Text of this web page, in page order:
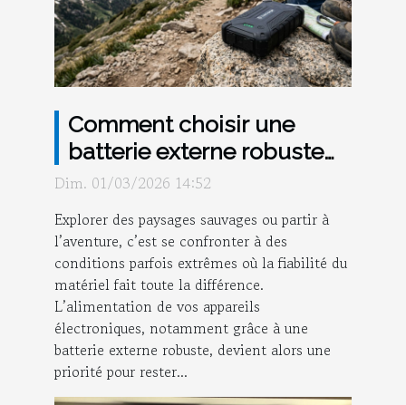
Comment choisir une
batterie externe robuste
pour vos aventures ?
Dim. 01/03/2026 14:52
Explorer des paysages sauvages ou partir à
l’aventure, c’est se confronter à des
conditions parfois extrêmes où la fiabilité du
matériel fait toute la différence.
L’alimentation de vos appareils
électroniques, notamment grâce à une
batterie externe robuste, devient alors une
priorité pour rester...